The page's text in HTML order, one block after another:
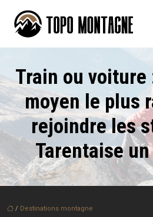
Train ou
moyen le plus
rejoindre les
Tarentaise
/ Destinations montagne